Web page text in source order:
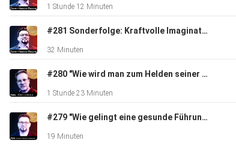
1 Stunde 12 Minuten
#281 Sonderfolge: Kraftvolle Imaginationsreise: "Dein Ort der inneren Stärke" - Dannny Herzog-Braune und Jörg Leupold
32 Minuten
#280 "Wie wird man zum Helden seiner Veränderung?" - Danny Herzog-Braune im Gespräch mit Hypno-Coach Joerg Leupold
1 Stunde 23 Minuten
#279 "Wie gelingt eine gesunde Führungskultur bei der Bundeswehr?" - Ein Kommentar von Danny Herzog-Braune über
19 Minuten